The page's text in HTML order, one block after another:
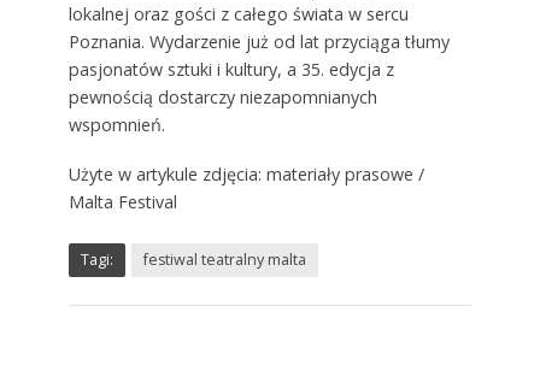
lokalnej oraz gości z całego świata w sercu
Poznania. Wydarzenie już od lat przyciąga tłumy
pasjonatów sztuki i kultury, a 35. edycja z
pewnością dostarczy niezapomnianych
wspomnień.
Użyte w artykule zdjęcia: materiały prasowe /
Malta Festival
Tagi: festiwal teatralny malta